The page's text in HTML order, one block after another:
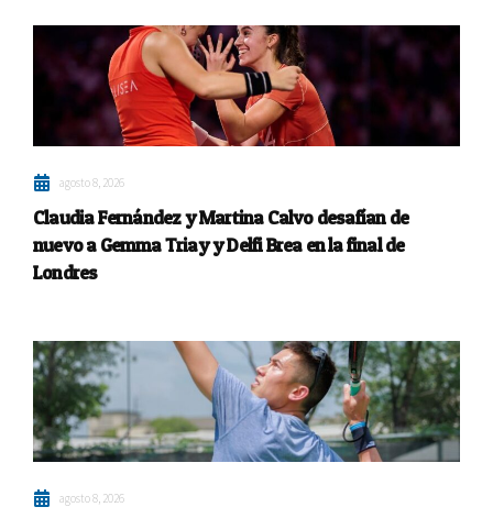
agosto 8, 2026
Claudia Fernández y Martina Calvo desafían de
nuevo a Gemma Triay y Delfi Brea en la final de
Londres
agosto 8, 2026